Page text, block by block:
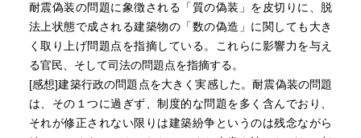
耐震偽装の問題に象徴される「質の偽装」を皮切りに、脱
法上状態で成される建築物の「数の偽造」に関しても大き
く取り上げ問題点を指摘している。これらに影響力を与え
る官民、そして司法の問題点を指摘する。
[感想]建築行政の問題点を大きく実感した。耐震偽装の問題
は、その１つに過ぎず、制度的な問題を多く含んでおり、
それが修正されない限りは建築紛争というのは残念ながら